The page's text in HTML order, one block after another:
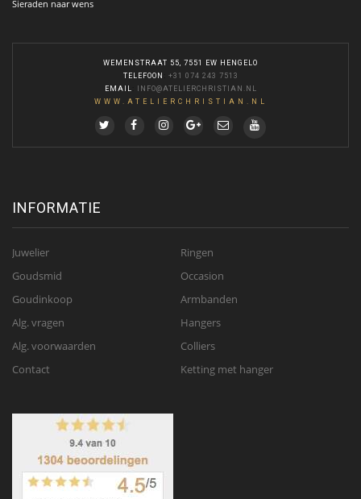
Sieraden naar wens
WEMENSTRAAT 55, 7551 EW HENGELO
TELEFOON
+31 074 243 7513
EMAIL
INFO@ATELIERCHRISTIAN.NL
WWW.ATELIERCHRISTIAN.NL
INFORMATIE
Juwelier
Goudsmid
Goudinkoop
Alg. vragen
Alg. voorwaarden
Contact
Ringen
Occasion
Armbanden
Hangers
Colliers
Ketting met hanger